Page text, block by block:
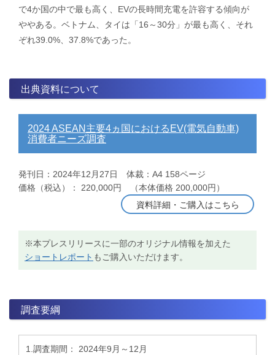
で4か国の中で最も高く、EVの長時間充電を許容する傾向が
ややある。ベトナム、タイは「16～30分」が最も高く、それ
ぞれ39.0%、37.8%であった。
出典資料について
2024 ASEAN主要4ヵ国におけるEV(電気自動車)
消費者ニーズ調査
発刊日：2024年12月27日 体裁：A4 158ページ
価格（税込）： 220,000円 （本体価格 200,000円）
資料詳細・ご購入はこちら
※本プレスリリースに一部のオリジナル情報を加えた
ショートレポート もご購入いただけます。
調査要綱
1.調査期間： 2024年9月～12月